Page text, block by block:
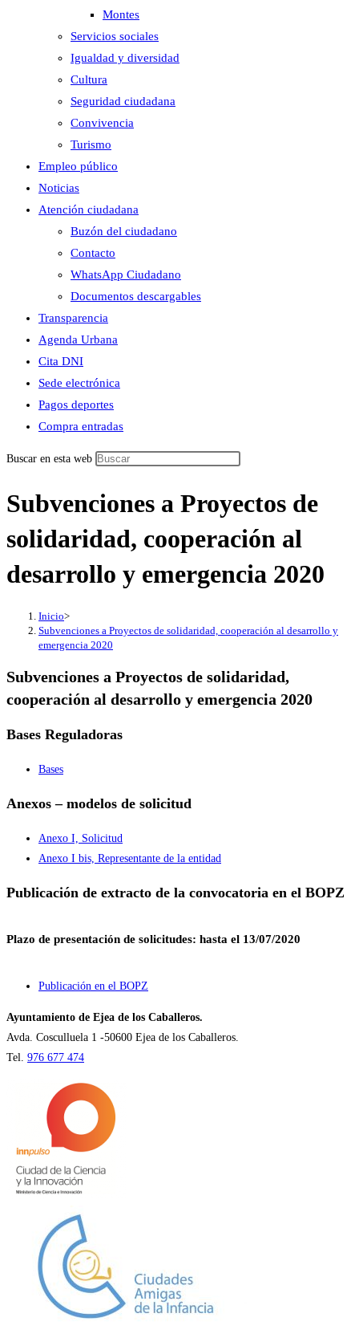
Montes
Servicios sociales
Igualdad y diversidad
Cultura
Seguridad ciudadana
Convivencia
Turismo
Empleo público
Noticias
Atención ciudadana
Buzón del ciudadano
Contacto
WhatsApp Ciudadano
Documentos descargables
Transparencia
Agenda Urbana
Cita DNI
Sede electrónica
Pagos deportes
Compra entradas
Buscar en esta web
Subvenciones a Proyectos de
solidaridad, cooperación al
desarrollo y emergencia 2020
Inicio>
Subvenciones a Proyectos de solidaridad, cooperación al desarrollo y
emergencia 2020
Subvenciones a Proyectos de solidaridad,
cooperación al desarrollo y emergencia 2020
Bases Reguladoras
Bases
Anexos – modelos de solicitud
Anexo I, Solicitud
Anexo I bis, Representante de la entidad
Publicación de extracto de la convocatoria en el BOPZ
Plazo de presentación de solicitudes: hasta el 13/07/2020
Publicación en el BOPZ
Ayuntamiento de Ejea de los Caballeros.
Avda. Cosculluela 1 -50600 Ejea de los Caballeros.
Tel. 976 677 474